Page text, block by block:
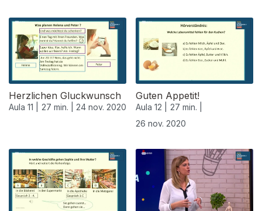
Herzlichen Gluckwunsch
Aula 11 | 27 min. | 24 nov. 2020
Guten Appetit!
Aula 12 |
27 min. |
26 nov. 2020
508475